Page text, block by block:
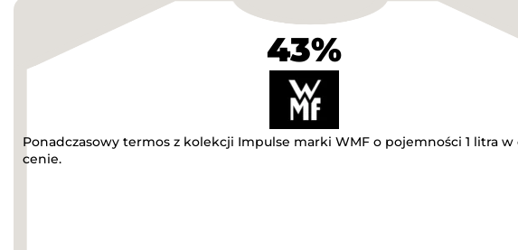
43%
Ponadczasowy termos z kolekcji Impulse marki WMF o pojemności 1 litra
cenie.